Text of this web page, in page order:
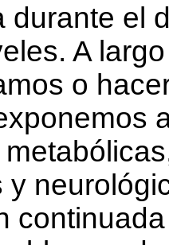
durante el
A
o
y